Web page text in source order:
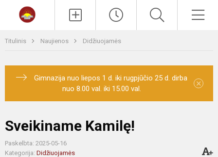
Titulinis Naujienos Didžiuojamės
Gimnazija nuo liepos 1 d. iki rugpjūčio 25 d. dirba
nuo 8.00 val. iki 15.00 val.
×
Sveikiname Kamilę!
Paskelbta: 2025-05-16
Kategorija: Didžiuojamės